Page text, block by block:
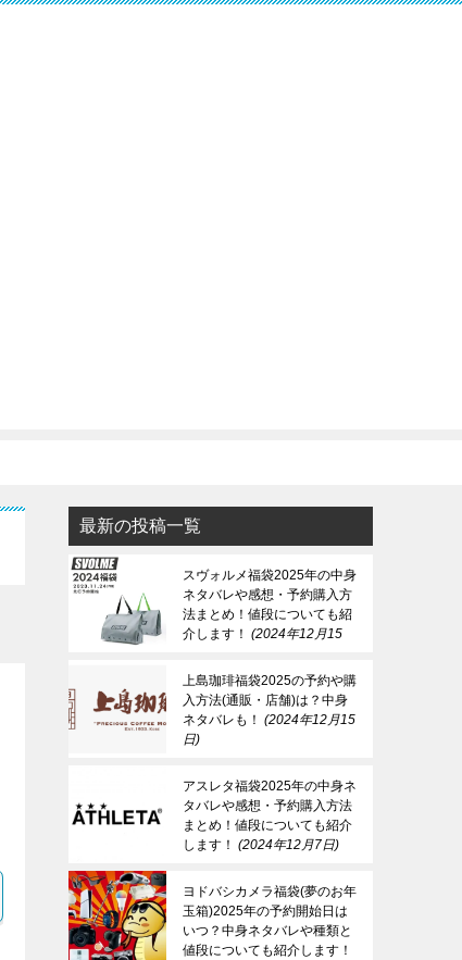
最新の投稿一覧
スヴォルメ福袋2025年の中身
ネタバレや感想・予約購入方
法まとめ！値段についても紹
介します！
2024年12月15
上島珈琲福袋2025の予約や購
入方法(通販・店舗)は？中身
ネタバレも！
2024年12月15
日
アスレタ福袋2025年の中身ネ
タバレや感想・予約購入方法
まとめ！値段についても紹介
します！
2024年12月7日
ヨドバシカメラ福袋(夢のお年
玉箱)2025年の予約開始日は
いつ？中身ネタバレや種類と
値段についても紹介します！